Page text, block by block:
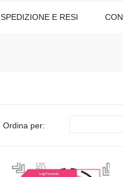
SPEDIZIONE E RESI
Ordina per: